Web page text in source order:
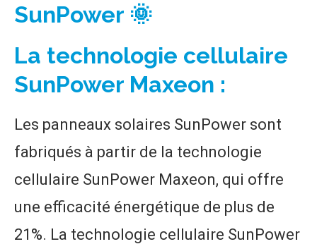
SunPower 🌞
La technologie cellulaire
SunPower Maxeon :
Les panneaux solaires SunPower sont
fabriqués à partir de la technologie
cellulaire SunPower Maxeon, qui offre
une efficacité énergétique de plus de
21%. La technologie cellulaire SunPower